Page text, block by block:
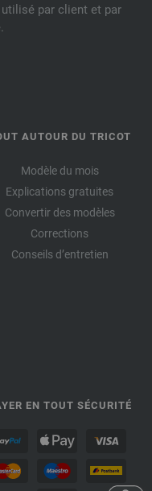
par client et par
AUTOUR DU TRICOT
Modèle du mois
Explications gratuites
Convertir des modèles
Corrections
Conseils d’entretien
EN TOUT SÉCURITÉ